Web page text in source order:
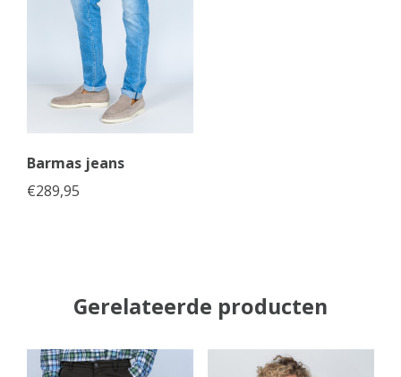
Barmas jeans
€289,95
Gerelateerde producten